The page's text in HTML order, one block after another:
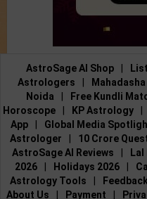
AstroSage AI Shop
Astrologers
Mahadasha
Noida
Free Kundli
Horoscope
KP Astrology
App
Global Media
Astrologer
10 Crore
AstroSage AI Reviews
2026
Holidays 2026
Astrology Tools
About Us
Payment